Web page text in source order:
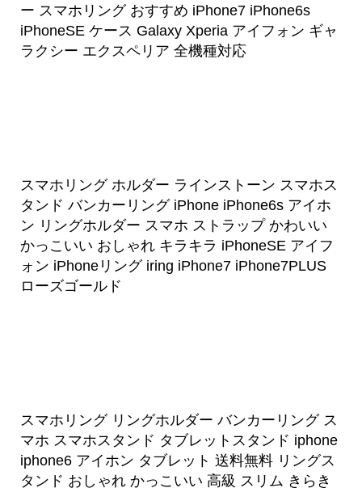
ー スマホリング おすすめ iPhone7 iPhone6s
iPhoneSE ケース Galaxy Xperia アイフォン ギャ
ラクシー エクスペリア 全機種対応
スマホリング ホルダー ラインストーン スマホス
タンド バンカーリング iPhone iPhone6s アイホ
ン リングホルダー スマホ ストラップ かわいい
かっこいい おしゃれ キラキラ iPhoneSE アイフ
ォン iPhoneリング iring iPhone7 iPhone7PLUS
ローズゴールド
スマホリング リングホルダー バンカーリング ス
マホ スマホスタンド タブレットスタンド iphone
iphone6 アイホン タブレット 送料無料 リングス
タンド おしゃれ かっこいい 高級 スリム きらき